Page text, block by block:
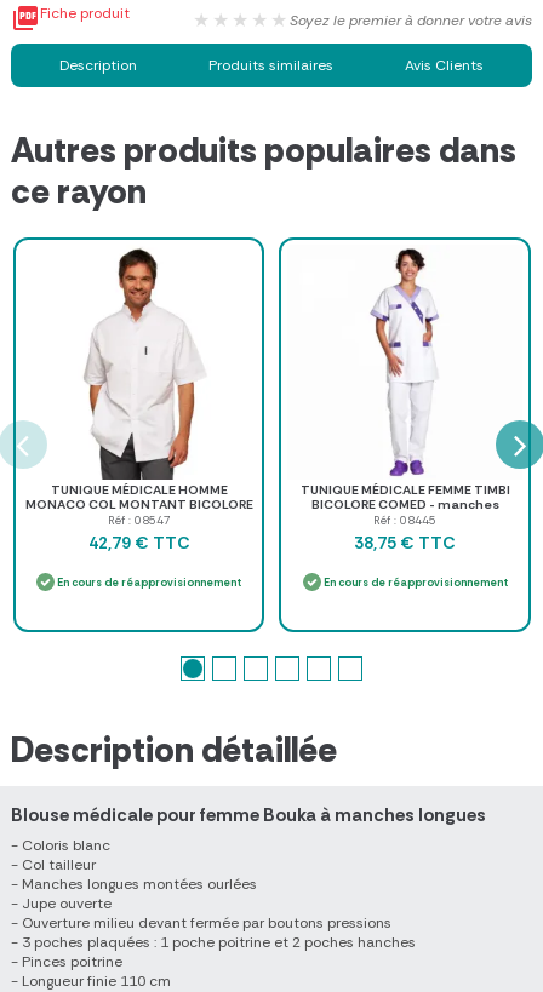
Fiche produit ★★★★★ Soyez le premier à donner votre avis
Description Produits similaires Avis Clients
Autres produits populaires dans
ce rayon
TUNIQUE MÉDICALE HOMME
MONACO COL MONTANT BICOLORE
- plusieurs tailles et coloris
Réf : 08547
42,79 € TTC
En cours de réapprovisionnement
TUNIQUE MÉDICALE FEMME TIMBI
BICOLORE COMED - manches
courtes
Réf : 08445
38,75 € TTC
En cours de réapprovisionnement
Description détaillée
Blouse médicale pour femme Bouka à manches longues
- Coloris blanc
- Col tailleur
- Manches longues montées ourlées
- Jupe ouverte
- Ouverture milieu devant fermée par boutons pressions
- 3 poches plaquées : 1 poche poitrine et 2 poches hanches
- Pinces poitrine
- Longueur finie 110 cm